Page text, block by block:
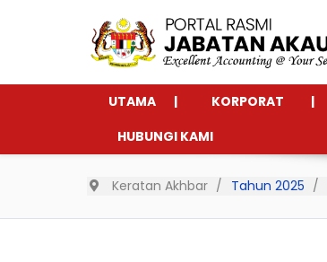
UTAMA KORPORAT
HUBUNGI KAMI
Keratan Akhbar Tahun 2025